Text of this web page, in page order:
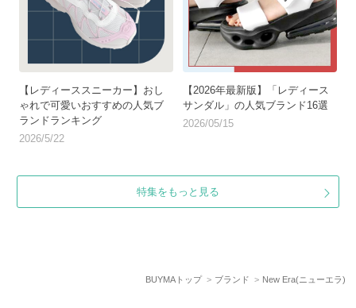
【レディーススニーカー】おし
ゃれで可愛いおすすめの人気ブ
ランドランキング
2026/5/22
【2026年最新版】「レディース
サンダル」の人気ブランド16選
2026/05/15
特集をもっと見る
BUYMAトップ ブランド New Era(ニューエラ)